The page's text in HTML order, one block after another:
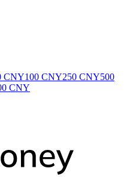
CNY100 CNY250 CNY500
CNY